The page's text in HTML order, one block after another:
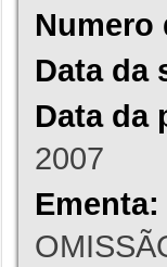
Numero
Data da
Data da
2007
Ementa: